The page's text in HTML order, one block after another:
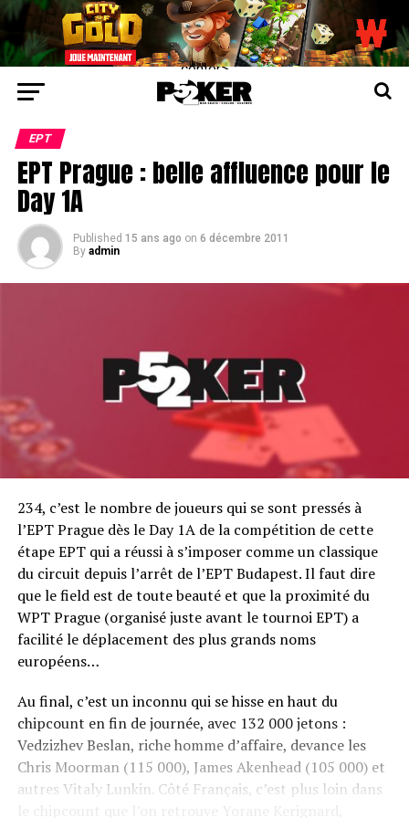
center>
EPT
EPT Prague : belle affluence pour le
Day 1A
Published 15 ans ago on 6 décembre 2011
By admin
234, c’est le nombre de joueurs qui se sont pressés à
l’EPT Prague dès le Day 1A de la compétition de cette
étape EPT qui a réussi à s’imposer comme un classique
du circuit depuis l’arrêt de l’EPT Budapest. Il faut dire
que le field est de toute beauté et que la proximité du
WPT Prague (organisé juste avant le tournoi EPT) a
facilité le déplacement des plus grands noms
européens…
Au final, c’est un inconnu qui se hisse en haut du
chipcount en fin de journée, avec 132 000 jetons :
Vedzizhev Beslan, riche homme d’affaire, devance les
Chris Moorman (115 000), James Akenhead (105 000) et
autres Vitaly Lunkin. Côté Français, c’est plus loin dans